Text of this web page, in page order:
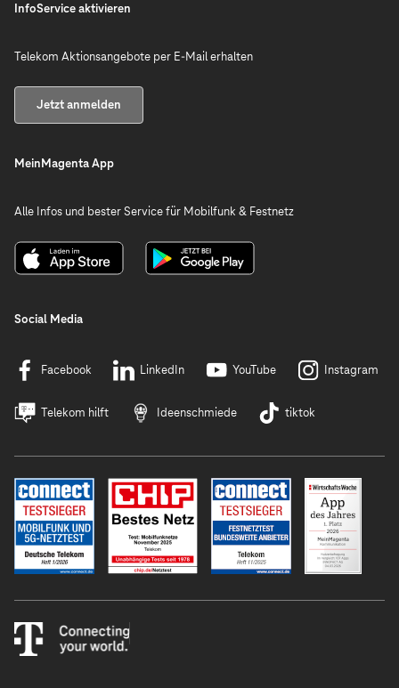
InfoService aktivieren
Telekom Aktionsangebote per E-Mail erhalten
Jetzt anmelden
MeinMagenta App
Alle Infos und bester Service für Mobilfunk & Festnetz
Social Media
Facebook LinkedIn YouTube Instagram
Telekom hilft Ideenschmiede tiktok